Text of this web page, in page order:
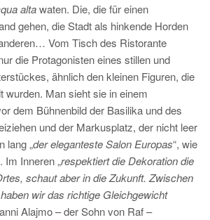
altawaten. Die, die für einen
gehen, die Stadt als hinkende Horden
Vom Tisch des Ristorante
die Protagonisten eines stillen und
ähnlich den kleinen Figuren, die
wurden. Man sieht sie in einem
dem Bühnenbild der Basilika und des
und der Markusplatz, der nicht leer
lang „der eleganteste Salon Europas“, wie
Im Inneren „respektiert die Dekoration die
schaut aber in die Zukunft. Zwischen
wir das richtige Gleichgewicht
Alajmo – der Sohn von Raf –